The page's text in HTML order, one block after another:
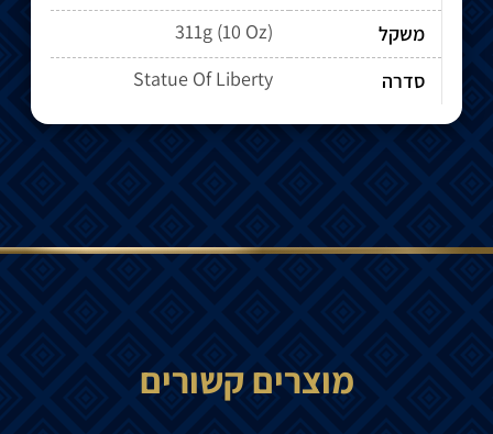
משקל
311g (10 Oz)
סדרה
Statue Of Liberty
מוצרים קשורים